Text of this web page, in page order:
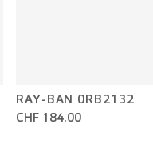
RAY-BAN 0RB2132
CHF 184.00